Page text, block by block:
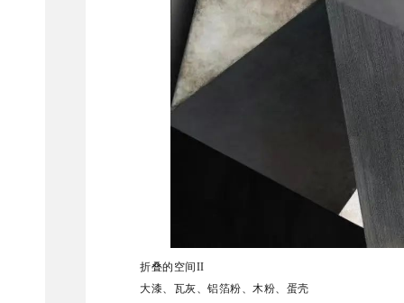
折叠的空间II
大漆、瓦灰、铝箔粉、木粉、蛋壳